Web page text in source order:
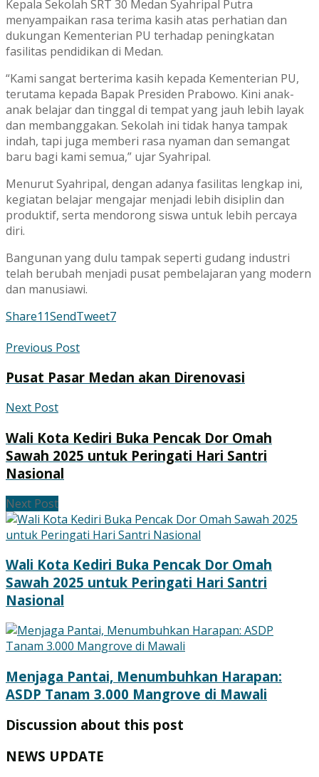
Kepala Sekolah SRT 30 Medan Syahripal Putra
menyampaikan rasa terima kasih atas perhatian dan
dukungan Kementerian PU terhadap peningkatan
fasilitas pendidikan di Medan.
“Kami sangat berterima kasih kepada Kementerian PU,
terutama kepada Bapak Presiden Prabowo. Kini anak-
anak belajar dan tinggal di tempat yang jauh lebih layak
dan membanggakan. Sekolah ini tidak hanya tampak
indah, tapi juga memberi rasa nyaman dan semangat
baru bagi kami semua,” ujar Syahripal.
Menurut Syahripal, dengan adanya fasilitas lengkap ini,
kegiatan belajar mengajar menjadi lebih disiplin dan
produktif, serta mendorong siswa untuk lebih percaya
diri.
Bangunan yang dulu tampak seperti gudang industri
telah berubah menjadi pusat pembelajaran yang modern
dan manusiawi.
Share11SendTweet7
Previous Post
Pusat Pasar Medan akan Direnovasi
Next Post
Wali Kota Kediri Buka Pencak Dor Omah
Sawah 2025 untuk Peringati Hari Santri
Nasional
Next Post
Wali Kota Kediri Buka Pencak Dor Omah
Sawah 2025 untuk Peringati Hari Santri
Nasional
Menjaga Pantai, Menumbuhkan Harapan:
ASDP Tanam 3.000 Mangrove di Mawali
Discussion about this post
NEWS UPDATE